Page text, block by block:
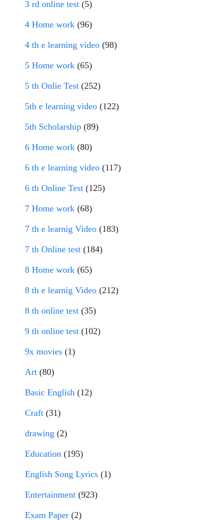
3 rd online test (5)
4 Home work (96)
4 th e learning video (98)
5 Home work (65)
5 th Onlie Test (252)
5th e learning video (122)
5th Scholarship (89)
6 Home work (80)
6 th e learning video (117)
6 th Online Test (125)
7 Home work (68)
7 th e learnig Video (183)
7 th Online test (184)
8 Home work (65)
8 th e learnig Video (212)
8 th online test (35)
9 th online test (102)
9x movies (1)
Art (80)
Basic English (12)
Craft (31)
drawing (2)
Education (195)
English Song Lyrics (1)
Entertainment (923)
Exam Paper (2)